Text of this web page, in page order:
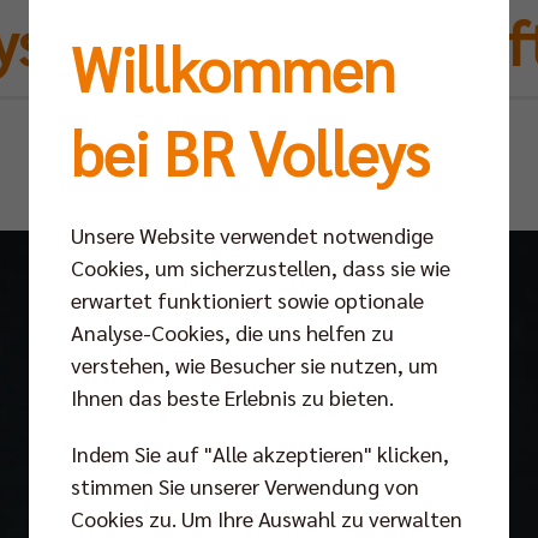
erweitern
Mi 13.11.2024
Willkommen
bei BR Volleys
Unsere Website verwendet notwendige
Cookies, um sicherzustellen, dass sie wie
erwartet funktioniert sowie optionale
Analyse-Cookies, die uns helfen zu
verstehen, wie Besucher sie nutzen, um
Ihnen das beste Erlebnis zu bieten.
Indem Sie auf "Alle akzeptieren" klicken,
stimmen Sie unserer Verwendung von
Cookies zu. Um Ihre Auswahl zu verwalten